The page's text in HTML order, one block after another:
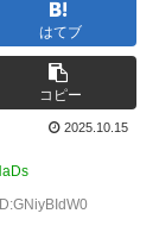
はてブ
コピー
2025.10.15